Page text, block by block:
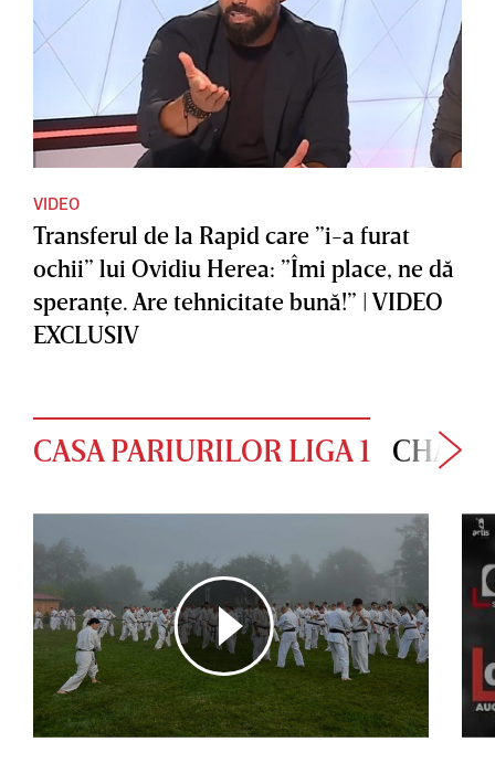
VIDEO
Transferul de la Rapid care ”i-a furat
ochii” lui Ovidiu Herea: ”Îmi place, ne dă
speranţe. Are tehnicitate bună!” | VIDEO
EXCLUSIV
CASA PARIURILOR LIGA 1